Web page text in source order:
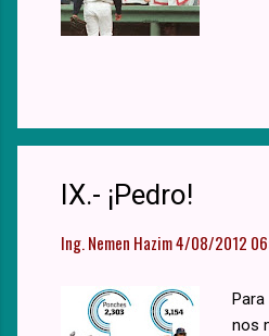
IX.- ¡Pedro!
Ing. Nemen Hazim4/08/2012
nos